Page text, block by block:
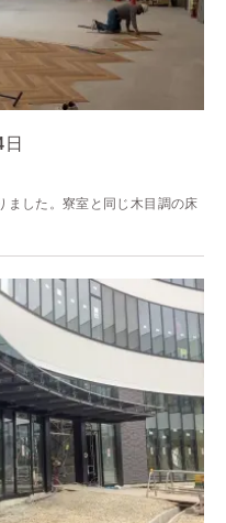
ました。寮室と同じ木目調の床